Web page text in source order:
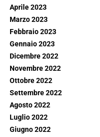
Aprile 2023
Marzo 2023
Febbraio 2023
Gennaio 2023
Dicembre 2022
Novembre 2022
Ottobre 2022
Settembre 2022
Agosto 2022
Luglio 2022
Giugno 2022